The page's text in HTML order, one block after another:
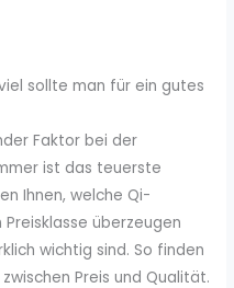
sollte man für ein gutes
Faktor bei der
ist das teuerste
Ihnen, welche Qi-
überzeugen
wichtig sind. So finden
Preis und Qualität.